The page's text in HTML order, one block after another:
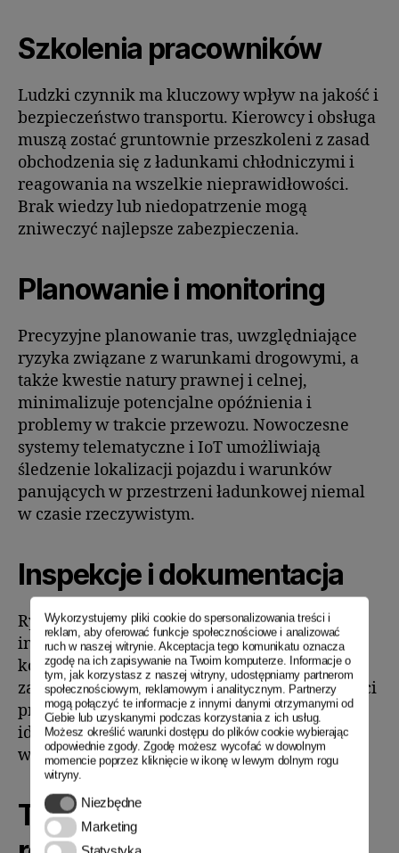
Wykorzystujemy pliki cookie do spersonalizowania treści i
reklam, aby oferować funkcje społecznościowe i analizować
ruch w naszej witrynie. Akceptacja tego komunikatu oznacza
zgodę na ich zapisywanie na Twoim komputerze. Informacje o
tym, jak korzystasz z naszej witryny, udostępniamy partnerom
społecznościowym, reklamowym i analitycznym. Partnerzy
mogą połączyć te informacje z innymi danymi otrzymanymi od
Ciebie lub uzyskanymi podczas korzystania z ich usług.
Możesz określić warunki dostępu do plików cookie wybierając
odpowiednie zgody. Zgodę możesz wycofać w dowolnym
momencie poprzez kliknięcie w ikonę w lewym dolnym rogu
witryny.
Niezbędne
Niezbędne
Marketing
Marketing
Statystyka
Szkolenia pracowników
Ludzki czynnik ma kluczowy wpływ na jakość i
bezpieczeństwo transportu. Kierowcy i obsługa
muszą zostać gruntownie przeszkoleni z zasad
obchodzenia się z ładunkami chłodniczymi i
reagowania na wszelkie nieprawidłowości.
Brak wiedzy lub niedopatrzenie mogą
zniweczyć najlepsze zabezpieczenia.
Planowanie i monitoring
Precyzyjne planowanie tras, uwzględniające
ryzyka związane z warunkami drogowymi, a
także kwestie natury prawnej i celnej,
minimalizuje potencjalne opóźnienia i
problemy w trakcie przewozu. Nowoczesne
systemy telematyczne i IoT umożliwiają
śledzenie lokalizacji pojazdu i warunków
panujących w przestrzeni ładunkowej niemal
w czasie rzeczywistym.
Inspekcje i dokumentacja
Rygorystyczne przestrzeganie procedur
inspekcyjnych na każdym etapie transportu i
kompleksowa dokumentacja są niezbędne dla
zachowania przejrzystości i identyfikowalności
procesu. Tylko dzięki temu można skutecznie
identyfikować źródła problemów i wyciągać
wnioski na przyszłość.
Techniki załadunku i